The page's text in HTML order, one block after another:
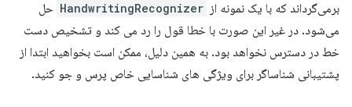
برمی‌گرداند که با یک نمونه از HandwritingRecognizer حل
می‌شود. در غیر این صورت با خطا قول را رد می کند و تشخیص دست
خط در دسترس نخواهد بود. به همین دلیل، ممکن است بخواهید ابتدا از
پشتیبانی شناساگر برای ویژگی های شناسایی خاص پرس و جو کنید.